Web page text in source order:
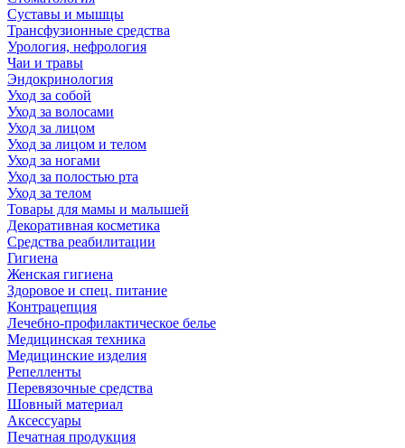
Суставы и мышцы
Трансфузионные средства
Урология, нефрология
Чаи и травы
Эндокринология
Уход за собой
Уход за волосами
Уход за лицом
Уход за лицом и телом
Уход за ногами
Уход за полостью рта
Уход за телом
Товары для мамы и малышей
Декоративная косметика
Средства реабилитации
Гигиена
Женская гигиена
Здоровое и спец. питание
Контрацепция
Лечебно-профилактическое белье
Медицинская техника
Медицинские изделия
Репелленты
Перевязочные средства
Шовный материал
Аксессуары
Печатная продукция